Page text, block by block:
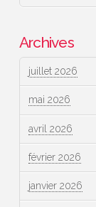
Archives
juillet 2026
mai 2026
avril 2026
février 2026
janvier 2026